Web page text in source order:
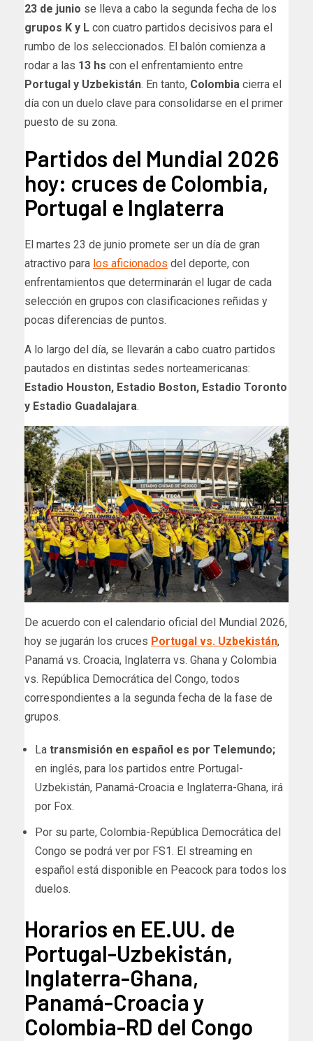
23 de junio se lleva a cabo la segunda fecha de los
grupos K y L con cuatro partidos decisivos para el
rumbo de los seleccionados. El balón comienza a
rodar a las 13 hs con el enfrentamiento entre
Portugal y Uzbekistán. En tanto, Colombia cierra el
día con un duelo clave para consolidarse en el primer
puesto de su zona.
Partidos del Mundial 2026
hoy: cruces de Colombia,
Portugal e Inglaterra
El martes 23 de junio promete ser un día de gran
atractivo para los aficionados del deporte, con
enfrentamientos que determinarán el lugar de cada
selección en grupos con clasificaciones reñidas y
pocas diferencias de puntos.
A lo largo del día, se llevarán a cabo cuatro partidos
pautados en distintas sedes norteamericanas:
Estadio Houston, Estadio Boston, Estadio Toronto
y Estadio Guadalajara.
De acuerdo con el calendario oficial del Mundial 2026,
hoy se jugarán los cruces Portugal vs. Uzbekistán,
Panamá vs. Croacia, Inglaterra vs. Ghana y Colombia
vs. República Democrática del Congo, todos
correspondientes a la segunda fecha de la fase de
grupos.
La transmisión en español es por Telemundo;
en inglés, para los partidos entre Portugal-
Uzbekistán, Panamá-Croacia e Inglaterra-Ghana, irá
por Fox.
Por su parte, Colombia-República Democrática del
Congo se podrá ver por FS1. El streaming en
español está disponible en Peacock para todos los
duelos.
Horarios en EE.UU. de
Portugal-Uzbekistán,
Inglaterra-Ghana,
Panamá-Croacia y
Colombia-RD del Congo